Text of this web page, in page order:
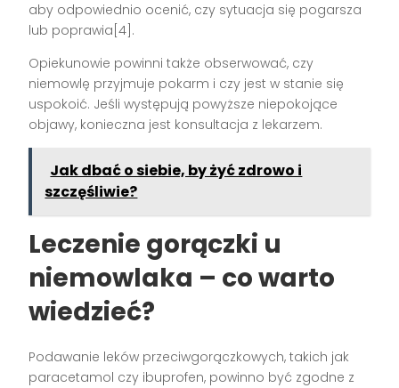
aby odpowiednio ocenić, czy sytuacja się pogarsza
lub poprawia[4].
Opiekunowie powinni także obserwować, czy
niemowlę przyjmuje pokarm i czy jest w stanie się
uspokoić. Jeśli występują powyższe niepokojące
objawy, konieczna jest konsultacja z lekarzem.
Jak dbać o siebie, by żyć zdrowo i
szczęśliwie?
Leczenie gorączki u
niemowlaka – co warto
wiedzieć?
Podawanie leków przeciwgorączkowych, takich jak
paracetamol czy ibuprofen, powinno być zgodne z